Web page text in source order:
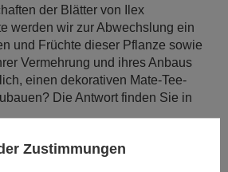
der Blätter von Ilex
werden wir zur Abwechslung ein
und Früchte dieser Pflanze sowie
Vermehrung und ihres Anbaus
einen dekorativen Mate-Tee-
Die Antwort finden Sie in
Zustimmungen